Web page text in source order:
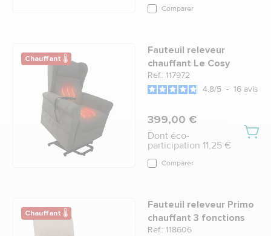
Comparer
Chauffant 🌡
Fauteuil releveur
chauffant Le Cosy
Ref.: 117972
4.8/5 - 16 avis
399,00 €
Dont éco-
participation 11,25 €
Comparer
Chauffant 🌡
Fauteuil releveur Primo
chauffant 3 fonctions
Ref.: 118606